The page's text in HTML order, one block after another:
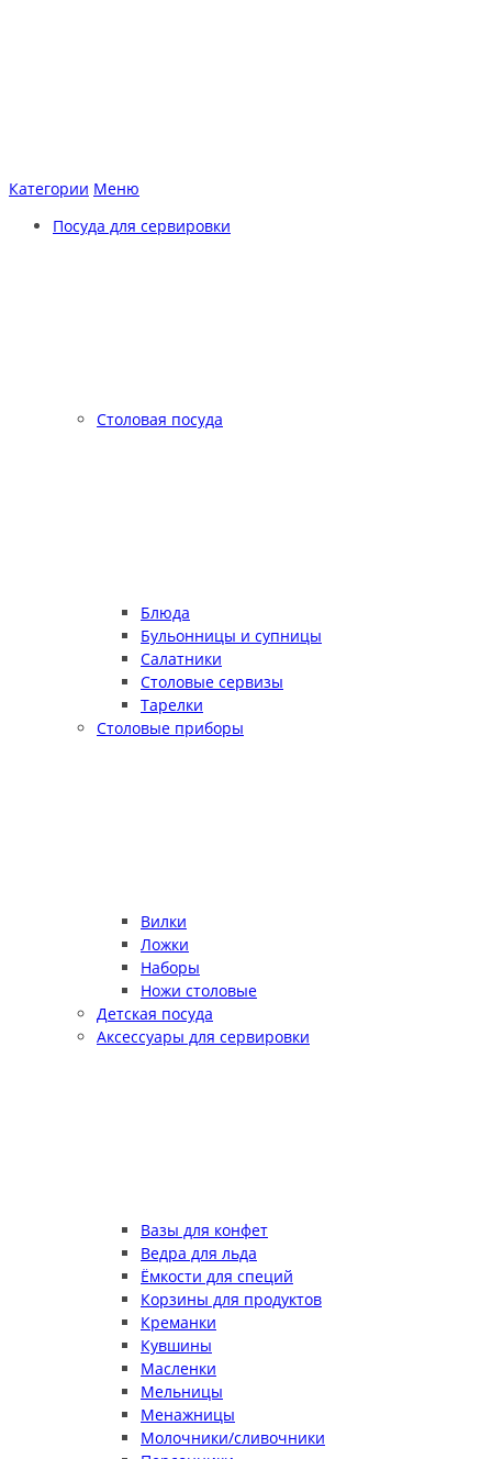
Категории Меню
Посуда для сервировки
Столовая посуда
Блюда
Бульонницы и супницы
Салатники
Столовые сервизы
Тарелки
Столовые приборы
Вилки
Ложки
Наборы
Ножи столовые
Детская посуда
Аксессуары для сервировки
Вазы для конфет
Ведра для льда
Ёмкости для специй
Корзины для продуктов
Креманки
Кувшины
Масленки
Мельницы
Менажницы
Молочники/сливочники